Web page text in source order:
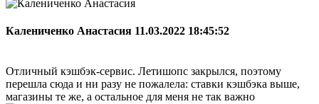
Калениченко Анастасия 11.03.2022 18:45:52
Отличный кэшбэк-сервис. Летишопс закрылся, поэтому
перешла сюда и ни разу не пожалела: ставки кэшбэка выше,
магазины те же, а остальное для меня не так важно